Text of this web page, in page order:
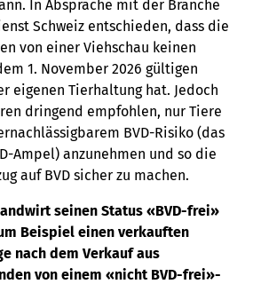
In Absprache mit der Branche
Schweiz entschieden, dass die
von einer Viehschau keinen
1. November 2026 gültigen
eigenen Tierhaltung hat. Jedoch
dringend empfohlen, nur Tiere
BVD-Risiko (das
Ampel) anzunehmen und so die
auf BVD sicher zu machen.
seinen Status «BVD-frei»
Beispiel einen verkauften
nach dem Verkauf aus
von einem «nicht BVD-frei»-